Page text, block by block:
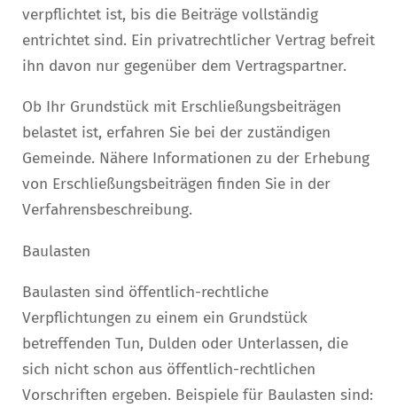
verpflichtet ist, bis die Beiträge vollständig
entrichtet sind. Ein privatrechtlicher Vertrag befreit
ihn davon nur gegenüber dem Vertragspartner.
Ob Ihr Grundstück mit Erschließungsbeiträgen
belastet ist, erfahren Sie bei der zuständigen
Gemeinde. Nähere Informationen zu der Erhebung
von Erschließungsbeiträgen finden Sie in der
Verfahrensbeschreibung.
Baulasten
Baulasten sind öffentlich-rechtliche
Verpflichtungen zu einem ein Grundstück
betreffenden Tun, Dulden oder Unterlassen, die
sich nicht schon aus öffentlich-rechtlichen
Vorschriften ergeben. Beispiele für Baulasten sind: